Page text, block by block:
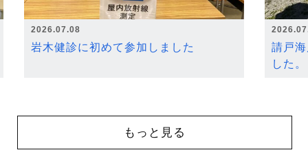
2026.07.08
岩木健診に初めて参加しました
請戸
した。
もっと見る